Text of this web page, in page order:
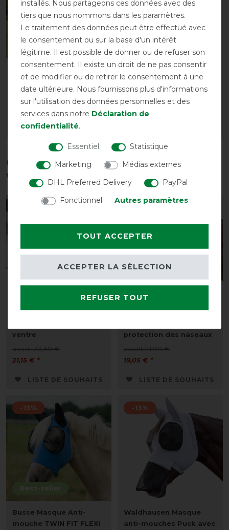
Busse Comfort Flexi
LISTE DE SOUHAITS
KerbEx insectifuge
rouge à l'ail - 1L
à partir de 125,91 € *
5 Litre | 29,98 € / Litre
Ces produits pourraient également
vous intéresser
Bucas Buzz-Off Belly
ventre
avant 23,50 €
21,15 € *
LISTE DE SOUHAITS
Waldhausen Masque
protection des naseaux
avant 21,90 €
19,05 € *
LISTE DE SOUHAITS
Best-seller
-13%
Busse Masque Anti-
mouche TWIN FIT FLEXI
-13%
Waldhausen Masque
anti-mouches Puck avec
installés. Nous partageons ces données avec des
tiers que nous nommons dans les paramètres.
Le traitement des données peut être effectué avec
le consentement ou sur la base d'un intérêt
légitime. Il est possible de donner ou de refuser son
consentement. Il existe un droit de ne pas consentir
et de modifier ou de retirer le consentement à une
date ultérieure. Nous fournissons plus d'informations
sur l'utilisation des données personnelles et des
services dans notre Déclaration de
confidentialité.
Essentiel
Statistique
Marketing
Médias externes
DHL Preferred Delivery
PayPal
Fonctionnel
Autres paramètres
TOUT ACCEPTER
REFUSER TOUT
ACCEPTER LA SÉLECTION